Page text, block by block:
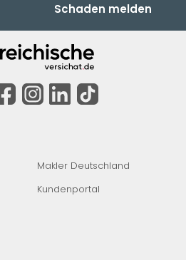
Schaden melden
Makler Deutschland
Kundenportal